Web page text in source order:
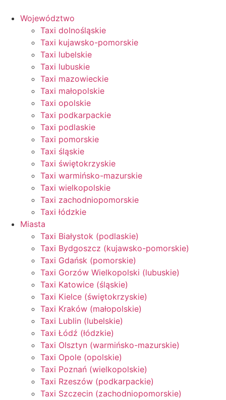
Województwo
Taxi dolnośląskie
Taxi kujawsko-pomorskie
Taxi lubelskie
Taxi lubuskie
Taxi mazowieckie
Taxi małopolskie
Taxi opolskie
Taxi podkarpackie
Taxi podlaskie
Taxi pomorskie
Taxi śląskie
Taxi świętokrzyskie
Taxi warmińsko-mazurskie
Taxi wielkopolskie
Taxi zachodniopomorskie
Taxi łódzkie
Miasta
Taxi Białystok (podlaskie)
Taxi Bydgoszcz (kujawsko-pomorskie)
Taxi Gdańsk (pomorskie)
Taxi Gorzów Wielkopolski (lubuskie)
Taxi Katowice (śląskie)
Taxi Kielce (świętokrzyskie)
Taxi Kraków (małopolskie)
Taxi Lublin (lubelskie)
Taxi Łódź (łódzkie)
Taxi Olsztyn (warmińsko-mazurskie)
Taxi Opole (opolskie)
Taxi Poznań (wielkopolskie)
Taxi Rzeszów (podkarpackie)
Taxi Szczecin (zachodniopomorskie)